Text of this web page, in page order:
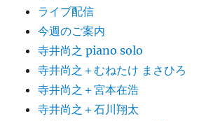
ライブ配信
今週のご案内
寺井尚之 piano solo
寺井尚之＋むねたけ まさひろ
寺井尚之＋宮本在浩
寺井尚之＋石川翔太